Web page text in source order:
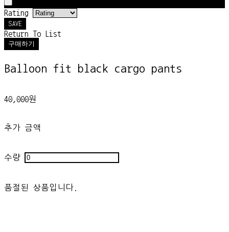
Rating
SAVE
Return To List
구매하기
Balloon fit black cargo pants
40,000원
추가 금액
수량
품절된 상품입니다.